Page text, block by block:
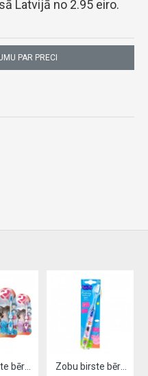
PAR PRECI
Latvijā no 2.95 eiro.
Zobu birste bērniem LED PEPPA PIG 1,- ar taimeri